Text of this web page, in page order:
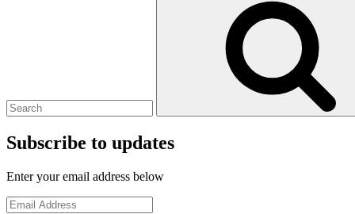
Subscribe to updates
Enter your email address below
Email